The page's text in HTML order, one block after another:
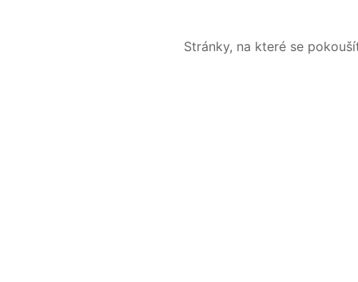
Stránky, na které se